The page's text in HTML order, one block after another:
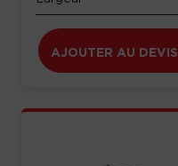
AJOUTER AU DEVIS